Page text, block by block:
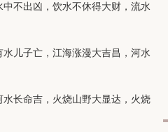
不出凶，饮水不休得大财，流水
儿子亡，江海涨漫大吉昌，河水
长命吉，火烧山野大显达，火烧